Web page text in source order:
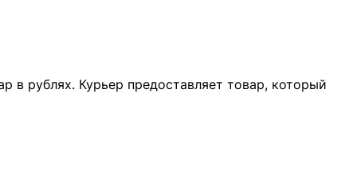
в рублях. Курьер предоставляет товар, который